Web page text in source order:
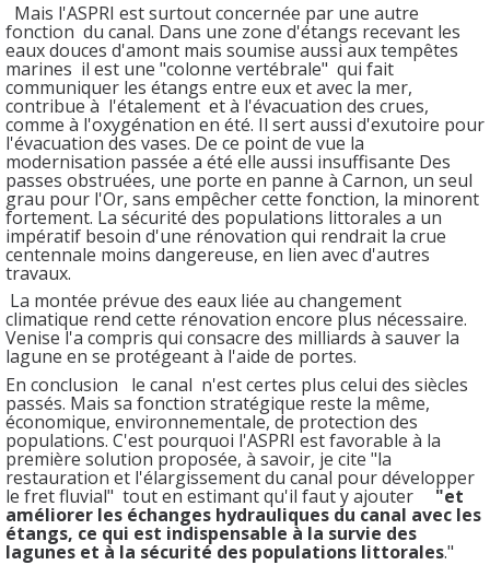
Mais l'ASPRI est surtout concernée par une autre
fonction du canal. Dans une zone d'étangs recevant les
eaux douces d'amont mais soumise aussi aux tempêtes
marines il est une "colonne vertébrale" qui fait
communiquer les étangs entre eux et avec la mer,
contribue à l'étalement et à l'évacuation des crues,
comme à l'oxygénation en été. Il sert aussi d'exutoire pour
l'évacuation des vases. De ce point de vue la
modernisation passée a été elle aussi insuffisante Des
passes obstruées, une porte en panne à Carnon, un seul
grau pour l'Or, sans empêcher cette fonction, la minorent
fortement. La sécurité des populations littorales a un
impératif besoin d'une rénovation qui rendrait la crue
centennale moins dangereuse, en lien avec d'autres
travaux.
La montée prévue des eaux liée au changement
climatique rend cette rénovation encore plus nécessaire.
Venise l'a compris qui consacre des milliards à sauver la
lagune en se protégeant à l'aide de portes.
En conclusion le canal n'est certes plus celui des siècles
passés. Mais sa fonction stratégique reste la même,
économique, environnementale, de protection des
populations. C'est pourquoi l'ASPRI est favorable à la
première solution proposée, à savoir, je cite "la
restauration et l'élargissement du canal pour développer
le fret fluvial" tout en estimant qu'il faut y ajouter "et
améliorer les échanges hydrauliques du canal avec les
étangs, ce qui est indispensable à la survie des
lagunes et à la sécurité des populations littorales."